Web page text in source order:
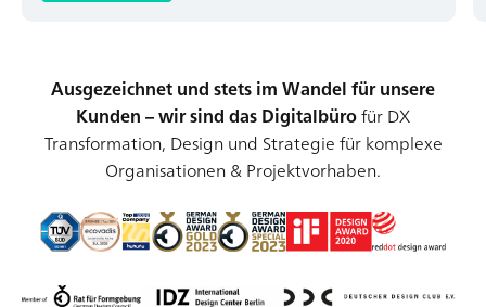
Ausgezeichnet und stets im Wandel für unsere
Kunden – wir sind das Digitalbürofür DX
Transformation, Design und Strategie für komplexe
Organisationen & Projektvorhaben.
→ Anfahrtsplan Heilbronn
Datenschutzerklärung